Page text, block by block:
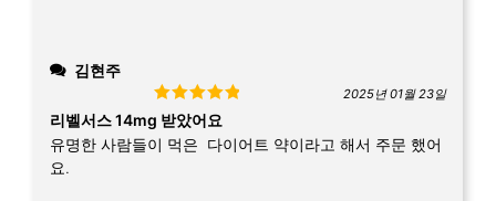
김현주
Rated5 out
of 5
2025년 01월 23일
리벨서스 14mg 받았어요
유명한 사람들이 먹은 다이어트 약이라고 해서 주문 했어
요.